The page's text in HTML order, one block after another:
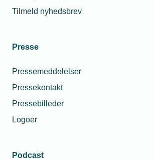
Tilmeld nyhedsbrev
Presse
Pressemeddelelser
Pressekontakt
Pressebilleder
Logoer
Podcast